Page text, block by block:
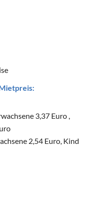
3,37 Euro ,
2,54 Euro, Kind